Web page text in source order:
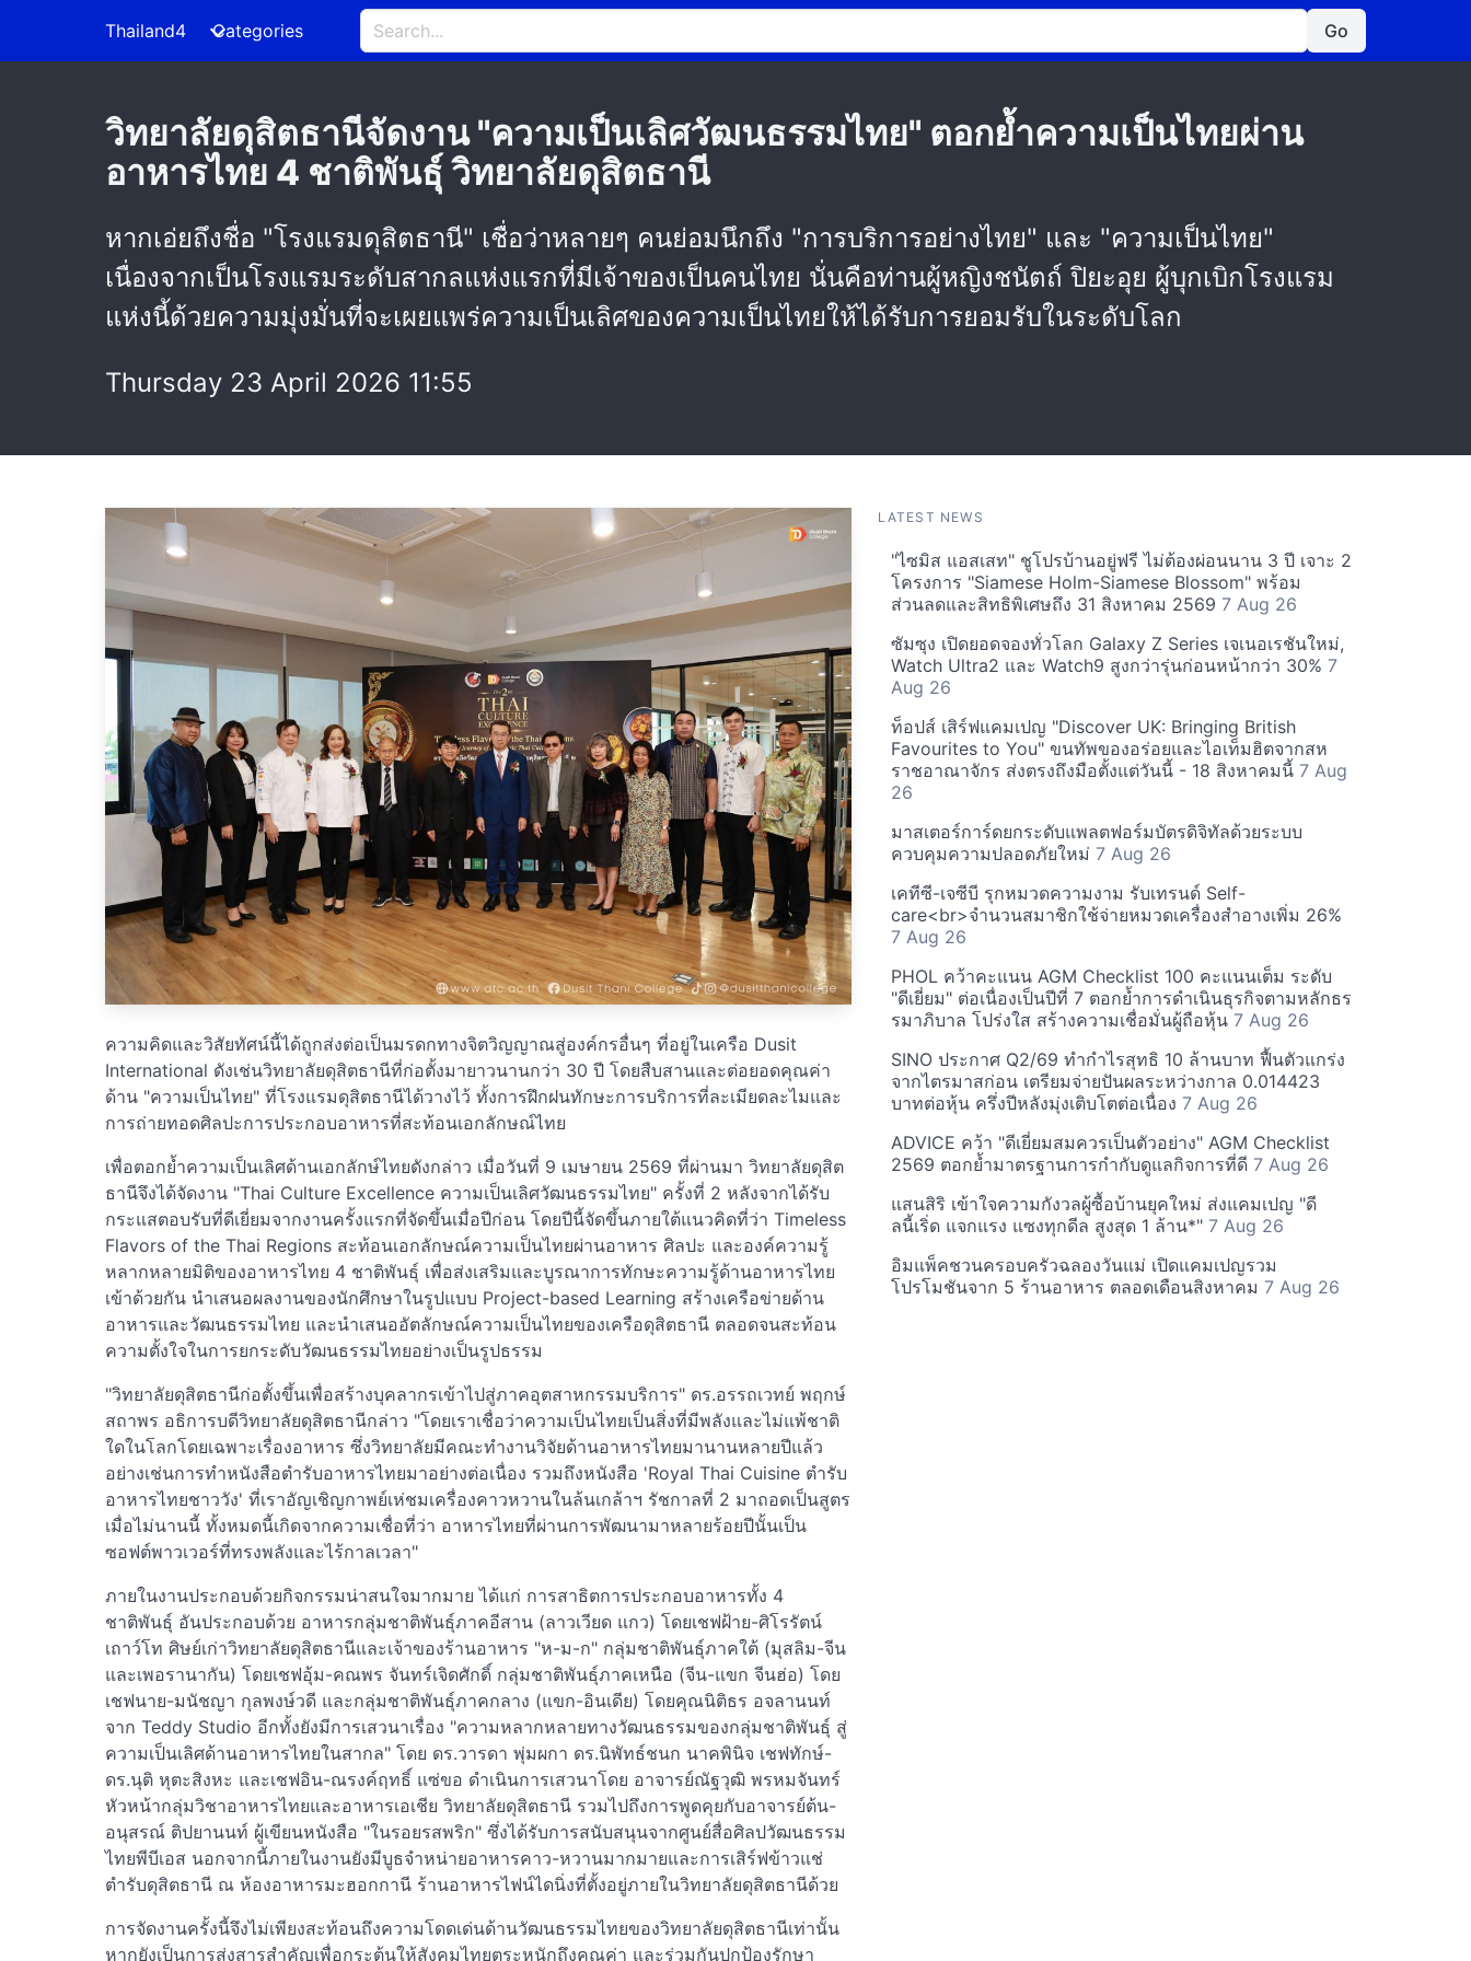
Thailand4 Categories Go
วิทยาลัยดุสิตธานีจัดงาน "ความเป็นเลิศวัฒนธรรมไทย" ตอกย้ำความเป็นไทยผ่าน
อาหารไทย 4 ชาติพันธุ์ วิทยาลัยดุสิตธานี
หากเอ่ยถึงชื่อ "โรงแรมดุสิตธานี" เชื่อว่าหลายๆ คนย่อมนึกถึง "การบริการอย่างไทย" และ "ความเป็นไทย"
เนื่องจากเป็นโรงแรมระดับสากลแห่งแรกที่มีเจ้าของเป็นคนไทย นั่นคือท่านผู้หญิงชนัตถ์ ปิยะอุย ผู้บุกเบิกโรงแรม
แห่งนี้ด้วยความมุ่งมั่นที่จะเผยแพร่ความเป็นเลิศของความเป็นไทยให้ได้รับการยอมรับในระดับโลก
Thursday 23 April 2026 11:55
ความคิดและวิสัยทัศน์นี้ได้ถูกส่งต่อเป็นมรดกทางจิตวิญญาณสู่องค์กรอื่นๆ ที่อยู่ในเครือ Dusit
International ดังเช่นวิทยาลัยดุสิตธานีที่ก่อตั้งมายาวนานกว่า 30 ปี โดยสืบสานและต่อยอดคุณค่า
ด้าน "ความเป็นไทย" ที่โรงแรมดุสิตธานีได้วางไว้ ทั้งการฝึกฝนทักษะการบริการที่ละเมียดละไมและ
การถ่ายทอดศิลปะการประกอบอาหารที่สะท้อนเอกลักษณ์ไทย
เพื่อตอกย้ำความเป็นเลิศด้านเอกลักษ์ไทยดังกล่าว เมื่อวันที่ 9 เมษายน 2569 ที่ผ่านมา วิทยาลัยดุสิต
ธานีจึงได้จัดงาน "Thai Culture Excellence ความเป็นเลิศวัฒนธรรมไทย" ครั้งที่ 2 หลังจากได้รับ
กระแสตอบรับที่ดีเยี่ยมจากงานครั้งแรกที่จัดขึ้นเมื่อปีก่อน โดยปีนี้จัดขึ้นภายใต้แนวคิดที่ว่า Timeless
Flavors of the Thai Regions สะท้อนเอกลักษณ์ความเป็นไทยผ่านอาหาร ศิลปะ และองค์ความรู้
หลากหลายมิติของอาหารไทย 4 ชาติพันธุ์ เพื่อส่งเสริมและบูรณาการทักษะความรู้ด้านอาหารไทย
เข้าด้วยกัน นำเสนอผลงานของนักศึกษาในรูปแบบ Project-based Learning สร้างเครือข่ายด้าน
อาหารและวัฒนธรรมไทย และนำเสนออัตลักษณ์ความเป็นไทยของเครือดุสิตธานี ตลอดจนสะท้อน
ความตั้งใจในการยกระดับวัฒนธรรมไทยอย่างเป็นรูปธรรม
"วิทยาลัยดุสิตธานีก่อตั้งขึ้นเพื่อสร้างบุคลากรเข้าไปสู่ภาคอุตสาหกรรมบริการ" ดร.อรรถเวทย์ พฤกษ์
สถาพร อธิการบดีวิทยาลัยดุสิตธานีกล่าว "โดยเราเชื่อว่าความเป็นไทยเป็นสิ่งที่มีพลังและไม่แพ้ชาติ
ใดในโลกโดยเฉพาะเรื่องอาหาร ซึ่งวิทยาลัยมีคณะทำงานวิจัยด้านอาหารไทยมานานหลายปีแล้ว
อย่างเช่นการทำหนังสือตำรับอาหารไทยมาอย่างต่อเนื่อง รวมถึงหนังสือ 'Royal Thai Cuisine ตำรับ
อาหารไทยชาววัง' ที่เราอัญเชิญกาพย์เห่ชมเครื่องคาวหวานในล้นเกล้าฯ รัชกาลที่ 2 มาถอดเป็นสูตร
เมื่อไม่นานนี้ ทั้งหมดนี้เกิดจากความเชื่อที่ว่า อาหารไทยที่ผ่านการพัฒนามาหลายร้อยปีนั้นเป็น
ซอฟต์พาวเวอร์ที่ทรงพลังและไร้กาลเวลา"
ภายในงานประกอบด้วยกิจกรรมน่าสนใจมากมาย ได้แก่ การสาธิตการประกอบอาหารทั้ง 4
ชาติพันธุ์ อันประกอบด้วย อาหารกลุ่มชาติพันธุ์ภาคอีสาน (ลาวเวียด แกว) โดยเชฟฝ้าย-ศิโรรัตน์
เถาว์โท ศิษย์เก่าวิทยาลัยดุสิตธานีและเจ้าของร้านอาหาร "ห-ม-ก" กลุ่มชาติพันธุ์ภาคใต้ (มุสลิม-จีน
และเพอรานากัน) โดยเชฟอุ้ม-คณพร จันทร์เจิดศักดิ์ กลุ่มชาติพันธุ์ภาคเหนือ (จีน-แขก จีนฮ่อ) โดย
เชฟนาย-มนัชญา กุลพงษ์วดี และกลุ่มชาติพันธุ์ภาคกลาง (แขก-อินเดีย) โดยคุณนิติธร อจลานนท์
จาก Teddy Studio อีกทั้งยังมีการเสวนาเรื่อง "ความหลากหลายทางวัฒนธรรมของกลุ่มชาติพันธุ์ สู่
ความเป็นเลิศด้านอาหารไทยในสากล" โดย ดร.วารดา พุ่มผกา ดร.นิพัทธ์ชนก นาคพินิจ เชฟทักษ์-
ดร.นุติ หุตะสิงหะ และเชฟอิน-ณรงค์ฤทธิ์ แซ่ขอ ดำเนินการเสวนาโดย อาจารย์ณัฐวุฒิ พรหมจันทร์
หัวหน้ากลุ่มวิชาอาหารไทยและอาหารเอเชีย วิทยาลัยดุสิตธานี รวมไปถึงการพูดคุยกับอาจารย์ต้น-
อนุสรณ์ ติปยานนท์ ผู้เขียนหนังสือ "ในรอยรสพริก" ซึ่งได้รับการสนับสนุนจากศูนย์สื่อศิลปวัฒนธรรม
ไทยพีบีเอส นอกจากนี้ภายในงานยังมีบูธจำหน่ายอาหารคาว-หวานมากมายและการเสิร์ฟข้าวแช่
ตำรับดุสิตธานี ณ ห้องอาหารมะฮอกกานี ร้านอาหารไฟน์ไดนิ่งที่ตั้งอยู่ภายในวิทยาลัยดุสิตธานีด้วย
การจัดงานครั้งนี้จึงไม่เพียงสะท้อนถึงความโดดเด่นด้านวัฒนธรรมไทยของวิทยาลัยดุสิตธานีเท่านั้น
หากยังเป็นการส่งสารสำคัญเพื่อกระตุ้นให้สังคมไทยตระหนักถึงคุณค่า และร่วมกันปกป้องรักษา
LATEST NEWS
"ไซมิส แอสเสท" ชูโปรบ้านอยู่ฟรี ไม่ต้องผ่อนนาน 3 ปี เจาะ 2
โครงการ "Siamese Holm-Siamese Blossom" พร้อม
ส่วนลดและสิทธิพิเศษถึง 31 สิงหาคม 2569 7 Aug 26
ซัมซุง เปิดยอดจองทั่วโลก Galaxy Z Series เจเนอเรชันใหม่,
Watch Ultra2 และ Watch9 สูงกว่ารุ่นก่อนหน้ากว่า 30% 7
Aug 26
ท็อปส์ เสิร์ฟแคมเปญ "Discover UK: Bringing British
Favourites to You" ขนทัพของอร่อยและไอเท็มฮิตจากสห
ราชอาณาจักร ส่งตรงถึงมือตั้งแต่วันนี้ - 18 สิงหาคมนี้ 7 Aug
26
มาสเตอร์การ์ดยกระดับแพลตฟอร์มบัตรดิจิทัลด้วยระบบ
ควบคุมความปลอดภัยใหม่ 7 Aug 26
เคทีซี-เจซีบี รุกหมวดความงาม รับเทรนด์ Self-
care<br>จำนวนสมาชิกใช้จ่ายหมวดเครื่องสำอางเพิ่ม 26%
7 Aug 26
PHOL คว้าคะแนน AGM Checklist 100 คะแนนเต็ม ระดับ
"ดีเยี่ยม" ต่อเนื่องเป็นปีที่ 7 ตอกย้ำการดำเนินธุรกิจตามหลักธร
รมาภิบาล โปร่งใส สร้างความเชื่อมั่นผู้ถือหุ้น 7 Aug 26
SINO ประกาศ Q2/69 ทำกำไรสุทธิ 10 ล้านบาท ฟื้นตัวแกร่ง
จากไตรมาสก่อน เตรียมจ่ายปันผลระหว่างกาล 0.014423
บาทต่อหุ้น ครึ่งปีหลังมุ่งเติบโตต่อเนื่อง 7 Aug 26
ADVICE คว้า "ดีเยี่ยมสมควรเป็นตัวอย่าง" AGM Checklist
2569 ตอกย้ำมาตรฐานการกำกับดูแลกิจการที่ดี 7 Aug 26
แสนสิริ เข้าใจความกังวลผู้ซื้อบ้านยุคใหม่ ส่งแคมเปญ "ดี
ลนี้เริ่ด แจกแรง แซงทุกดีล สูงสุด 1 ล้าน*" 7 Aug 26
อิมแพ็คชวนครอบครัวฉลองวันแม่ เปิดแคมเปญรวม
โปรโมชันจาก 5 ร้านอาหาร ตลอดเดือนสิงหาคม 7 Aug 26